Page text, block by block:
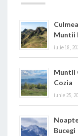
Muntii
iulie 18,
Muntii
Cozia
iunie 25,
Bucegi